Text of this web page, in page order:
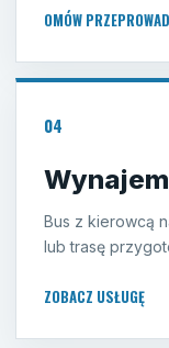
OMÓW
04
Bus z kierowcą
lub trasę
ZOBACZ USŁUGĘ